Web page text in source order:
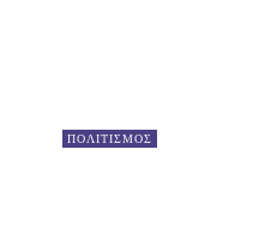
ΠΟΛΙΤΙΣΜΟΣ